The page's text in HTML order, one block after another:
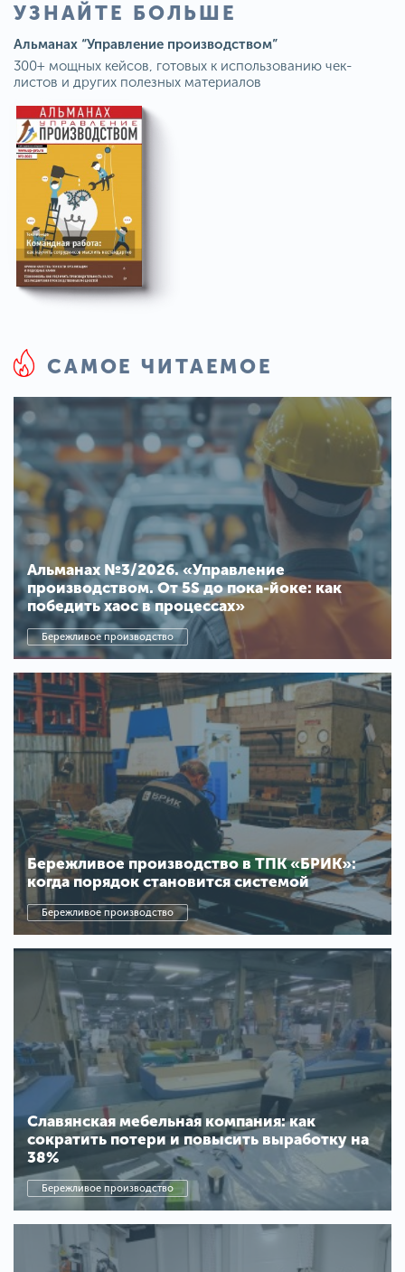
УЗНАЙТЕ БОЛЬШЕ
Альманах “Управление производством”
300+ мощных кейсов, готовых к использованию чек-
листов и других полезных материалов
САМОЕ ЧИТАЕМОЕ
Альманах №3/2026. «Управление
производством. От 5S до пока-йоке: как
победить хаос в процессах»
Бережливое производство
Бережливое производство в ТПК «БРИК»:
когда порядок становится системой
Бережливое производство
Славянская мебельная компания: как
сократить потери и повысить выработку на
38%
Бережливое производство